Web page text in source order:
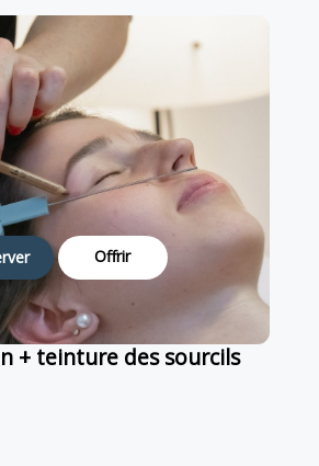
Offrir
+ teinture des sourcils